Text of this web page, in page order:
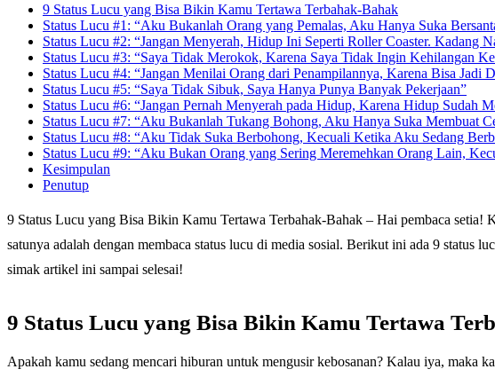
9 Status Lucu yang Bisa Bikin Kamu Tertawa Terbahak-Bahak
Status Lucu #1: “Aku Bukanlah Orang yang Pemalas, Aku Hanya Suka
Status Lucu #2: “Jangan Menyerah, Hidup Ini Seperti Roller Coaster. Kadang
Status Lucu #3: “Saya Tidak Merokok, Karena Saya Tidak Ingin Kehilangan
Status Lucu #4: “Jangan Menilai Orang dari Penampilannya, Karena Bisa Jadi
Status Lucu #5: “Saya Tidak Sibuk, Saya Hanya Punya Banyak Pekerjaan”
Status Lucu #6: “Jangan Pernah Menyerah pada Hidup, Karena Hidup Sudah
Status Lucu #7: “Aku Bukanlah Tukang Bohong, Aku Hanya Suka Membuat
Status Lucu #8: “Aku Tidak Suka Berbohong, Kecuali Ketika Aku Sedang
Status Lucu #9: “Aku Bukan Orang yang Sering Meremehkan Orang Lain,
Kesimpulan
Penutup
9 Status Lucu yang Bisa Bikin Kamu Tertawa Terbahak-Bahak – Hai pembaca setia!
satunya adalah dengan membaca status lucu di media sosial. Berikut ini ada 9 status
simak artikel ini sampai selesai!
9 Status Lucu yang Bisa Bikin Kamu Tertawa
Apakah kamu sedang mencari hiburan untuk mengusir kebosanan? Kalau iya, maka